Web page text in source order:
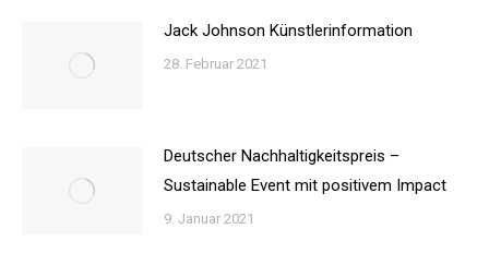
Jack Johnson Künstlerinformation
28. Februar 2021
Deutscher Nachhaltigkeitspreis –
Sustainable Event mit positivem Impact
9. Januar 2021